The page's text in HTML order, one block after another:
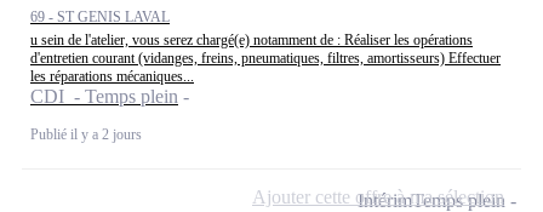
69 - ST GENIS LAVAL
u sein de l'atelier, vous serez chargé(e) notamment de : Réaliser les opérations
d'entretien courant (vidanges, freins, pneumatiques, filtres, amortisseurs) Effectuer
les réparations mécaniques...
CDI - Temps plein
Publié il y a 2 jours
IntérimTemps plein
Ajouter cette offre à ma sélection